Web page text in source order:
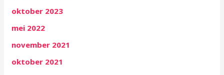
oktober 2023
mei 2022
november 2021
oktober 2021